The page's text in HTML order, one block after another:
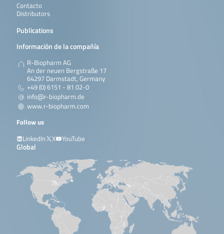
Contacto
Distributors
Publications
Información de la compañía
R-Biopharm AG
An der neuen Bergstraße 17
64297 Darmstadt, Germany
+49 (0) 6151 - 81 02-0
info@r-biopharm.de
www.r-biopharm.com
Follow us
LinkedIn
X YouTube
Global